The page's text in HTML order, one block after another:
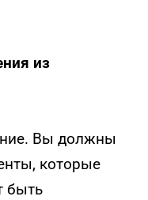
из
Вы должны
которые
быть